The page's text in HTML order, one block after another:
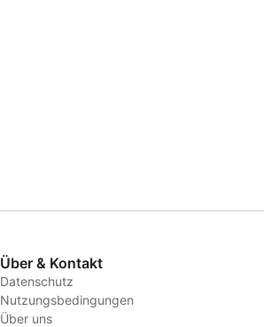
Über & Kontakt
Datenschutz
Nutzungsbedingungen
Über uns